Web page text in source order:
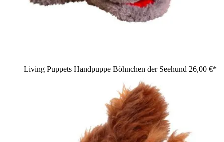
Living Puppets Handpuppe Böhnchen der Seehund 26,00 €*